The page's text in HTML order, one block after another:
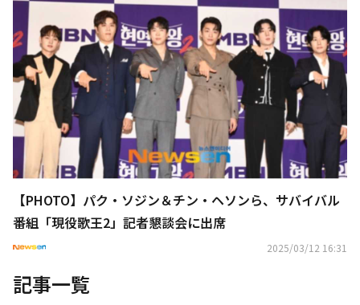
【PHOTO】パク・ソジン＆チン・ヘソンら、サバイバル
番組「現役歌王2」記者懇談会に出席
2025/03/12 16:31
記事一覧